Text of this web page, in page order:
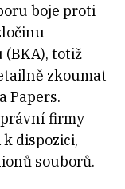
boje proti
totiž
zkoumat
Papers.
firmy
k dispozici,
souborů.